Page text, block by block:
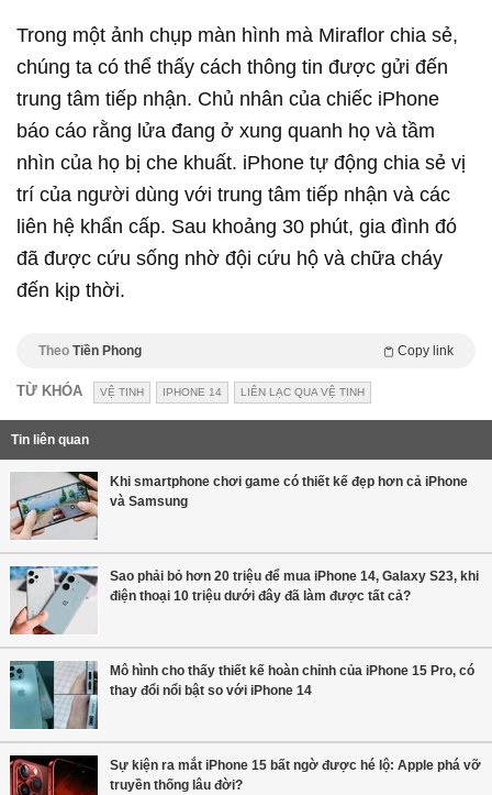
Trong một ảnh chụp màn hình mà Miraflor chia sẻ,
chúng ta có thể thấy cách thông tin được gửi đến
trung tâm tiếp nhận. Chủ nhân của chiếc iPhone
báo cáo rằng lửa đang ở xung quanh họ và tầm
nhìn của họ bị che khuất. iPhone tự động chia sẻ vị
trí của người dùng với trung tâm tiếp nhận và các
liên hệ khẩn cấp. Sau khoảng 30 phút, gia đình đó
đã được cứu sống nhờ đội cứu hộ và chữa cháy
đến kịp thời.
Theo Tiền Phong Copy link
TỪ KHÓA VỆ TINH IPHONE 14 LIÊN LẠC QUA VỆ TINH
Tin liên quan
Khi smartphone chơi game có thiết kế đẹp hơn cả iPhone
và Samsung
Sao phải bỏ hơn 20 triệu để mua iPhone 14, Galaxy S23, khi
điện thoại 10 triệu dưới đây đã làm được tất cả?
Mô hình cho thấy thiết kế hoàn chỉnh của iPhone 15 Pro, có
thay đổi nổi bật so với iPhone 14
Sự kiện ra mắt iPhone 15 bất ngờ được hé lộ: Apple phá vỡ
truyền thống lâu đời?